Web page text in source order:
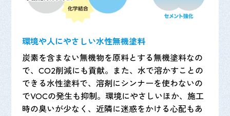
環境や人にやさしい水性無機塗料
炭素を含まない無機物を原料とする無機塗料なの
で、CO2削減にも貢献。また、水で溶かすことの
できる水性塗料で、溶剤にシンナーを使わないの
でVOCの発生も抑制。環境にやさしいほか、施工
時の臭いが少なく、近隣に迷惑をかける心配もあ